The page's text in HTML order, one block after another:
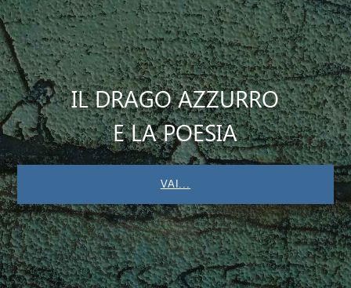
IL DRAGO AZZURRO
E LA POESIA
VAI...